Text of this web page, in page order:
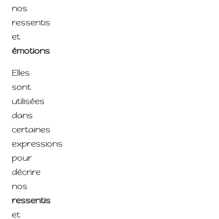
nos
ressentis
et
émotions
Elles
sont
utilisées
dans
certaines
expressions
pour
décrire
nos
ressentis
et